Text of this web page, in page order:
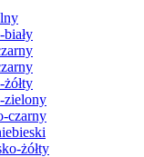
zielony
czarny
żółty